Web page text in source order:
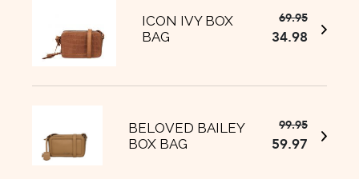
ICON IVY BOX
BAG
69.95
Preis
€69.95
34.98Preis
€34.98.
BELOVED BAILEY
BOX BAG
99.95
Preis
59.97Preis